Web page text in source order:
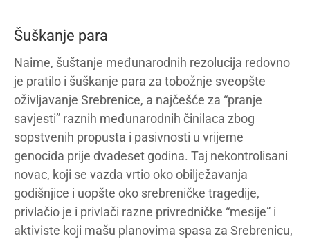
Šuškanje para
Naime, šuštanje međunarodnih rezolucija redovno
je pratilo i šuškanje para za tobožnje sveopšte
oživljavanje Srebrenice, a najčešće za “pranje
savjesti” raznih međunarodnih činilaca zbog
sopstvenih propusta i pasivnosti u vrijeme
genocida prije dvadeset godina. Taj nekontrolisani
novac, koji se vazda vrtio oko obilježavanja
godišnjice i uopšte oko srebreničke tragedije,
privlačio je i privlači razne privredničke “mesije” i
aktiviste koji mašu planovima spasa za Srebrenicu,